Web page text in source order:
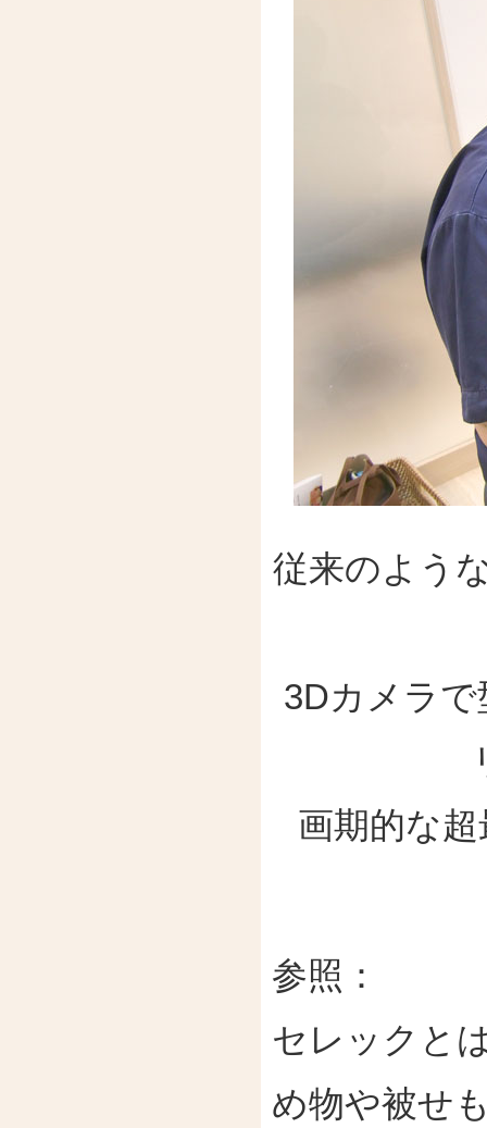
従来のよう
3Dカメラ
画期的な
参照：
セレックと
め物や被せ